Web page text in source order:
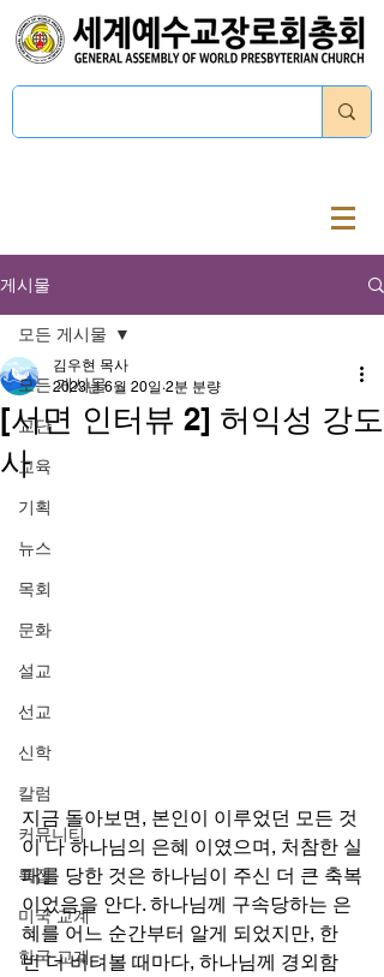
게시물
모든 게시물
교단
교육
기획
뉴스
목회
문화
설교
선교
신학
칼럼
커뮤니티
특집
미국 교계
한국 교계
모든 게시물
[서면 인터뷰 2] 허익성 강도
사
김우현 목사
2023년 6월 20일 2분 분량
지금 돌아보면, 본인이 이루었던 모든 것
이 다 하나님의 은혜 이였으며, 처참한 실
패를 당한 것은 하나님이 주신 더 큰 축복
이었음을 안다. 하나님께 구속당하는 은
혜를 어느 순간부터 알게 되었지만, 한
번 더 버텨볼 때마다, 하나님께 경외함